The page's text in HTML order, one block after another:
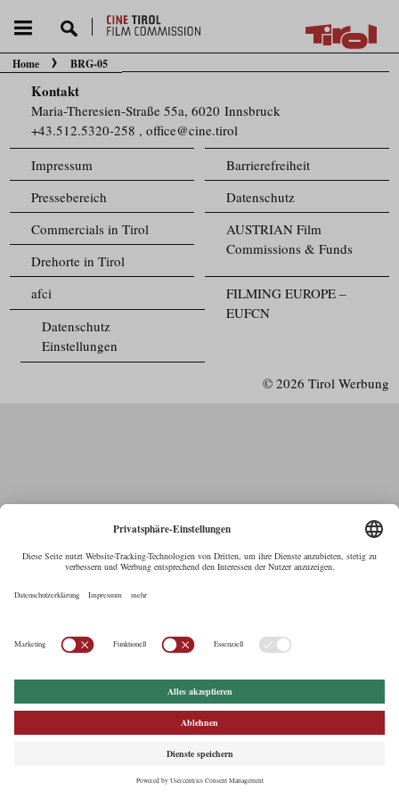
Sie befinden sich hier:
Home BRG-05
Kontakt
Maria-Theresien-Straße 55a, 6020 Innsbruck
+43.512.5320-258 ,office@cine.tirol
Impressum
Barrierefreiheit
Pressebereich
Datenschutz
Commercials in Tirol
AUSTRIAN Film
Commissions & Funds
Drehorte in Tirol
FILMING EUROPE –
EUFCN
afci
Datenschutz
Einstellungen
© 2026 Tirol Werbung